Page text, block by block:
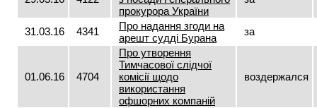
прокурора України
31.03.16 4341
Про надання згоди на
арешт судді Бурана
за
01.06.16 4704
Про утворення
Тимчасової слідчої
комісії щодо
використання
офшорних компаній
воздержался